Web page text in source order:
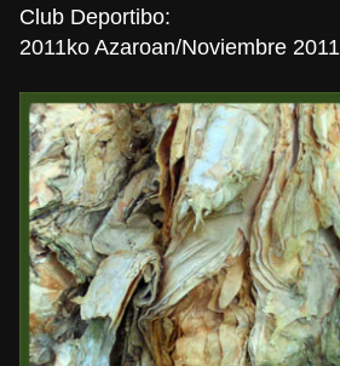
Club Deportibo:
2011ko Azaroan/Noviembre 2011